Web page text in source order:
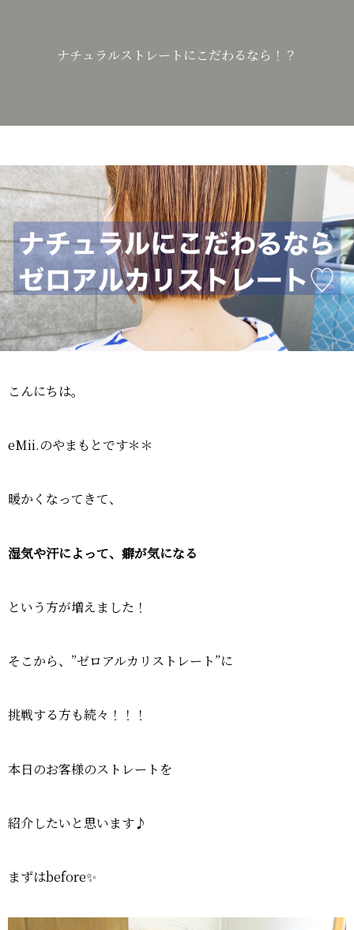
ナチュラルストレートにこだわるなら！？
こんにちは。
eMii.のやまもとです＊＊
暖かくなってきて、
湿気や汗によって、癖が気になる
という方が増えました！
そこから、”ゼロアルカリストレート”に
挑戦する方も続々！！！
本日のお客様のストレートを
紹介したいと思います♪
まずはbefore✨